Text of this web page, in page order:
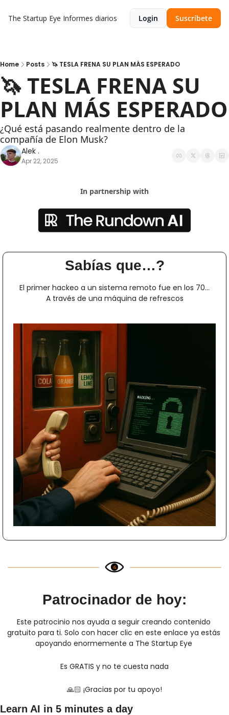
The Startup Eye Informes diarios Login Suscríbete
Home Posts 🦄 TESLA FRENA SU PLAN MÁS ESPERADO
🦄 TESLA FRENA SU
PLAN MÁS ESPERADO
¿Qué está pasando realmente dentro de la
compañía de Elon Musk?
Alek .
Apr 22, 2025
In partnership with
Sabías que…?
El primer hackeo a un sistema remoto fue en los 70…
A través de una máquina de refrescos
Patrocinador de hoy:
Este patrocinio nos ayuda a seguir creando contenido
gratuito para ti. Solo con hacer clic en este enlace ya estás
apoyando enormemente a The Startup Eye
Es GRATIS y no te cuesta nada
🙏🏻 ¡Gracias por tu apoyo!
Learn AI in 5 minutes a day